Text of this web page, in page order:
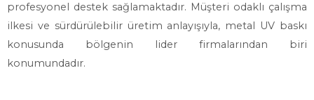
profesyonel destek sağlamaktadır. Müşteri odaklı çalışma
ilkesi ve sürdürülebilir üretim anlayışıyla, metal UV baskı
konusunda bölgenin lider firmalarından biri
konumundadır.